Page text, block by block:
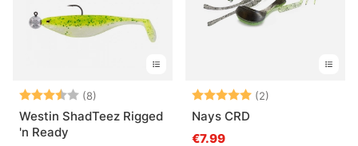
Bewertung:(8)
3.8 von 5 Sternen
Westin ShadTeez Rigged
'n Ready
Bewertung:(2)
Nays CRD
€7.99